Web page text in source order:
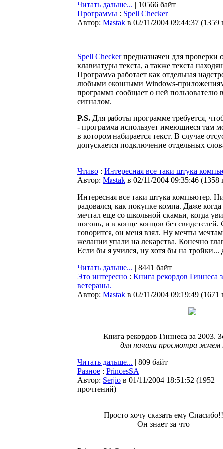
Читать дальше... | 10566 байт
Программы : Spell Checker
Автор: Мastak в 02/11/2004 09:44:37 (1359
Spell Checkerпредназначен для проверки
клавиатуры текста, а также текста
Программа работает как отдельная
любыми оконными Windows-
программа сообщает о ней пользователю
сигналом.
P.S. Для работы программе требуется,
- программа использует имеющиеся там
в котором набирается текст. В случае
допускается подключение отдельных
Чтиво : Интересная все таки штука
Автор: Мastak в 02/11/2004 09:35:46 (1358
Интересная все таки штука компьютер.
радовался, как покупке компа. Даже
мечтал еще со школьной скамьи, когда
погонь, и в конце концов без
говорится, он меня взял. Hу мечты
желании упали на лекарства. Конечно
Если бы я учился, ну хотя бы на тройки...
Читать дальше... | 8441 байт
Это интересно : Книга рекордов Гиннеса
ветераны.
Автор: Мastak в 02/11/2004 09:19:49 (1671
Книга рекордов Гиннеса за 2003.
для начала просмотра жмем
Читать дальше... | 809 байт
Разное : PrincesSA
Автор: Serjio в 01/11/2004 18:51:52 (1952
прочтений)
Просто хочу сказать ему
Он знает за что